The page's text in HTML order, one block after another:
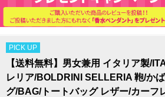
PICK UP
【送料無料】男女兼用 イタリア製/
レリア/BOLDRINI SELLERIA 鞄/か
グ/BAG/トートバッグ レザー/カーフ